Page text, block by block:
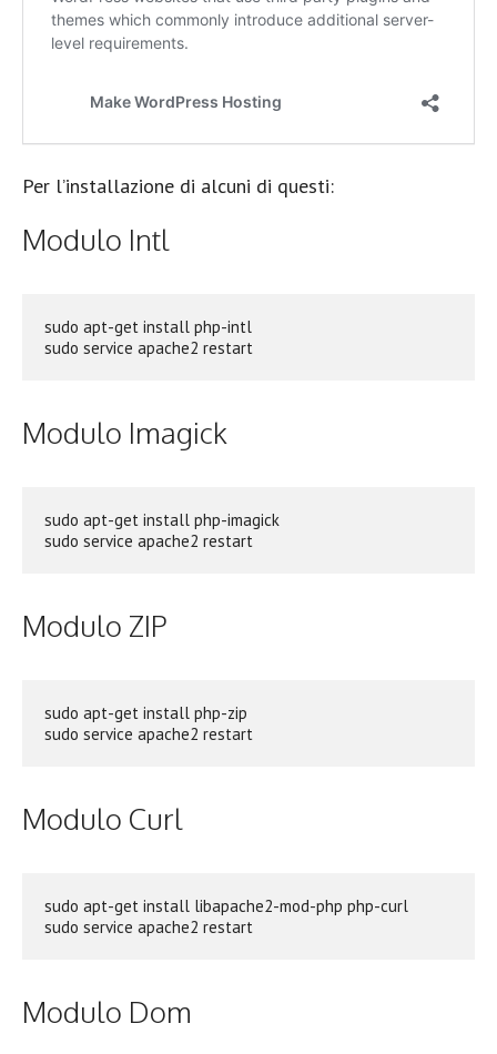
Per l’installazione di alcuni di questi:
Modulo Intl
sudo apt-get install php-intl
sudo service apache2 restart
Modulo Imagick
sudo apt-get install php-imagick
sudo service apache2 restart
Modulo ZIP
sudo apt-get install php-zip
sudo service apache2 restart
Modulo Curl
sudo apt-get install libapache2-mod-php php-curl
Modulo Dom